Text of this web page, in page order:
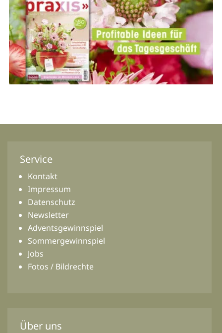
Service
Kontakt
Impressum
Datenschutz
Newsletter
Adventsgewinnspiel
Sommergewinnspiel
Jobs
Fotos / Bildrechte
Über uns